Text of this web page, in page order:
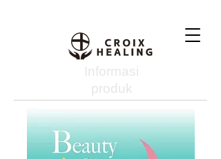
Informasi
produk